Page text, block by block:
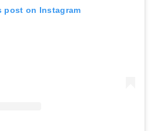
post on Instagram